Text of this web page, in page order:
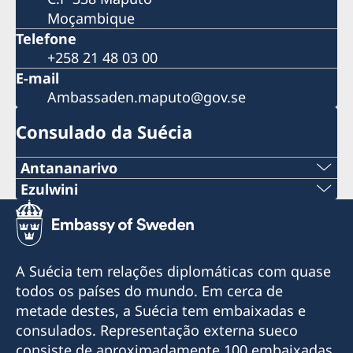
Moçambique
Telefone
+258 21 48 03 00
E-mail
Ambassaden.maputo@gov.se
Consulado da Suécia
Antananarivo
Telemóvel & Whatsapp:
+261 32 69 449 06
sweden.mgaconsulate@gmail.com
Villa Hacienda,
RP RAHAJAMARIZAFY
Ezulwini
Tel:
+268 2416-1156
E-mail
swedishconsulate.eswatini@gmail.com
Nyonyane Street, Corner Plaza, Ezulwini,
A Suécia tem relações diplomáticas com quase
todos os países do mundo. Em cerca de
metade destes, a Suécia tem embaixadas e
consulados. Representação externa sueco